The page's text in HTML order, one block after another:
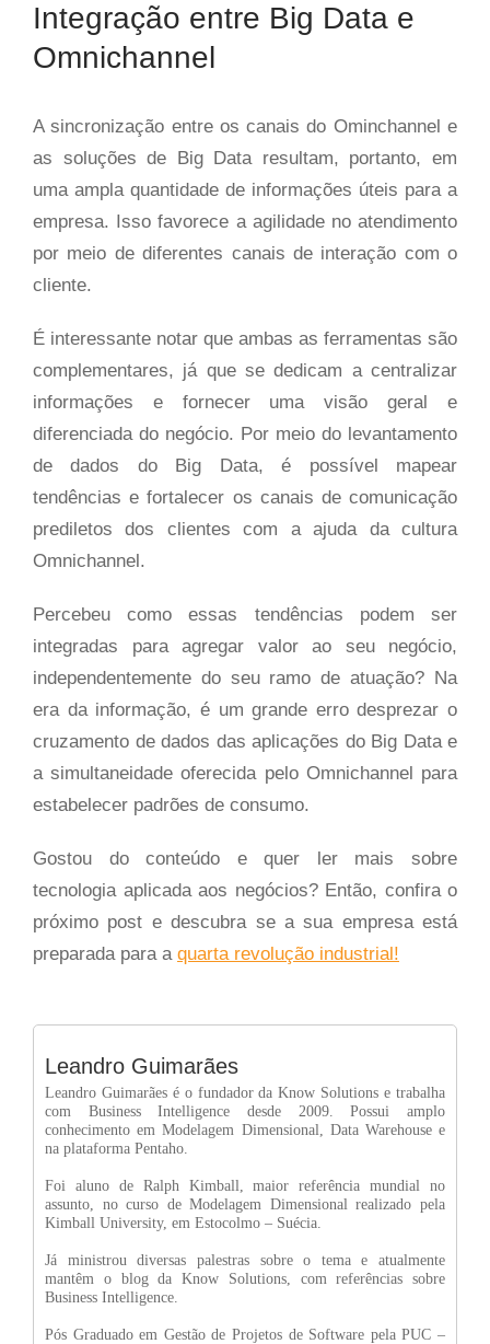
Integração entre Big Data e
Omnichannel
A sincronização entre os canais do Ominchannel e
as soluções de Big Data resultam, portanto, em
uma ampla quantidade de informações úteis para a
empresa. Isso favorece a agilidade no atendimento
por meio de diferentes canais de interação com o
cliente.
É interessante notar que ambas as ferramentas são
complementares, já que se dedicam a centralizar
informações e fornecer uma visão geral e
diferenciada do negócio. Por meio do levantamento
de dados do Big Data, é possível mapear
tendências e fortalecer os canais de comunicação
prediletos dos clientes com a ajuda da cultura
Omnichannel.
Percebeu como essas tendências podem ser
integradas para agregar valor ao seu negócio,
independentemente do seu ramo de atuação? Na
era da informação, é um grande erro desprezar o
cruzamento de dados das aplicações do Big Data e
a simultaneidade oferecida pelo Omnichannel para
estabelecer padrões de consumo.
Gostou do conteúdo e quer ler mais sobre
tecnologia aplicada aos negócios? Então, confira o
próximo post e descubra se a sua empresa está
preparada para a quarta revolução industrial!
Leandro Guimarães
Leandro Guimarães é o fundador da Know Solutions e trabalha
com Business Intelligence desde 2009. Possui amplo
conhecimento em Modelagem Dimensional, Data Warehouse e
na plataforma Pentaho.
Foi aluno de Ralph Kimball, maior referência mundial no
assunto, no curso de Modelagem Dimensional realizado pela
Kimball University, em Estocolmo – Suécia.
Já ministrou diversas palestras sobre o tema e atualmente
mantêm o blog da Know Solutions, com referências sobre
Business Intelligence.
Pós Graduado em Gestão de Projetos de Software pela PUC –